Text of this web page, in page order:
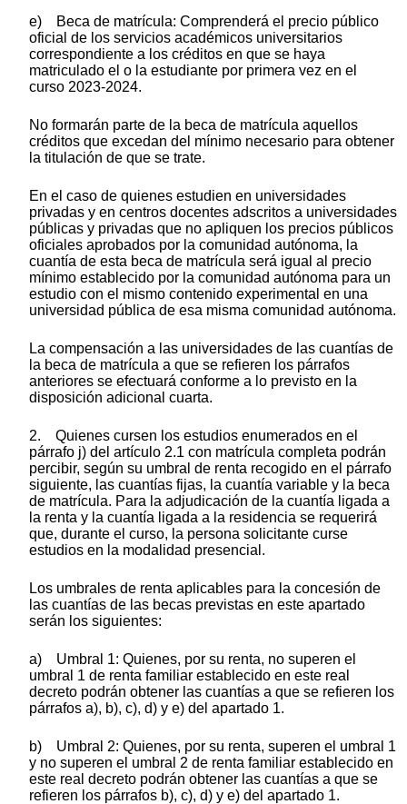
e) Beca de matrícula: Comprenderá el precio público
oficial de los servicios académicos universitarios
correspondiente a los créditos en que se haya
matriculado el o la estudiante por primera vez en el
curso 2023-2024.
No formarán parte de la beca de matrícula aquellos
créditos que excedan del mínimo necesario para obtener
la titulación de que se trate.
En el caso de quienes estudien en universidades
privadas y en centros docentes adscritos a universidades
públicas y privadas que no apliquen los precios públicos
oficiales aprobados por la comunidad autónoma, la
cuantía de esta beca de matrícula será igual al precio
mínimo establecido por la comunidad autónoma para un
estudio con el mismo contenido experimental en una
universidad pública de esa misma comunidad autónoma.
La compensación a las universidades de las cuantías de
la beca de matrícula a que se refieren los párrafos
anteriores se efectuará conforme a lo previsto en la
disposición adicional cuarta.
2. Quienes cursen los estudios enumerados en el
párrafo j) del artículo 2.1 con matrícula completa podrán
percibir, según su umbral de renta recogido en el párrafo
siguiente, las cuantías fijas, la cuantía variable y la beca
de matrícula. Para la adjudicación de la cuantía ligada a
la renta y la cuantía ligada a la residencia se requerirá
que, durante el curso, la persona solicitante curse
estudios en la modalidad presencial.
Los umbrales de renta aplicables para la concesión de
las cuantías de las becas previstas en este apartado
serán los siguientes:
a) Umbral 1: Quienes, por su renta, no superen el
umbral 1 de renta familiar establecido en este real
decreto podrán obtener las cuantías a que se refieren los
párrafos a), b), c), d) y e) del apartado 1.
b) Umbral 2: Quienes, por su renta, superen el umbral 1
y no superen el umbral 2 de renta familiar establecido en
este real decreto podrán obtener las cuantías a que se
refieren los párrafos b), c), d) y e) del apartado 1.